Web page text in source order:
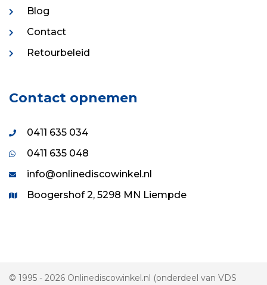
Blog
Contact
Retourbeleid
Contact opnemen
0411 635 034
0411 635 048
info@onlinediscowinkel.nl
Boogershof 2, 5298 MN Liempde
© 1995 - 2026 Onlinediscowinkel.nl (onderdeel van VDS